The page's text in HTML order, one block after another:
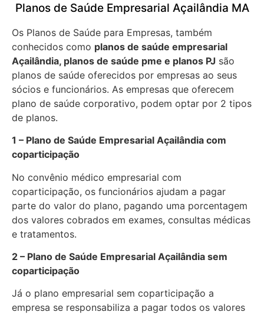
Planos de Saúde Empresarial Açailândia MA
Os Planos de Saúde para Empresas, também
conhecidos como planos de saúde empresarial
Açailândia, planos de saúde pme e planos PJ são
planos de saúde oferecidos por empresas ao seus
sócios e funcionários. As empresas que oferecem
plano de saúde corporativo, podem optar por 2 tipos
de planos.
1 – Plano de Saúde Empresarial Açailândia com
coparticipação
No convênio médico empresarial com
coparticipação, os funcionários ajudam a pagar
parte do valor do plano, pagando uma porcentagem
dos valores cobrados em exames, consultas médicas
e tratamentos.
2 – Plano de Saúde Empresarial Açailândia sem
coparticipação
Já o plano empresarial sem coparticipação a
empresa se responsabiliza a pagar todos os valores